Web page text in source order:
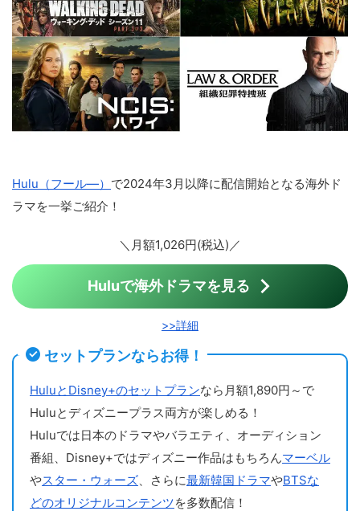
Hulu（フール―） で2024年3月以降に配信開始となる海外ド
ラマを一挙ご紹介！
＼月額1,026円(税込)／
Huluで海外ドラマを見る
>>詳細
セットプランならお得！
HuluとDisney+のセットプランなら月額1,890円～で
Huluとディズニープラス両方が楽しめる！
Huluでは日本のドラマやバラエティ、オーディション
番組、Disney+ではディズニー作品はもちろんマーベル
やスター・ウォーズ 、さらに最新韓国ドラマやBTSな
どのオリジナルコンテンツを多数配信！